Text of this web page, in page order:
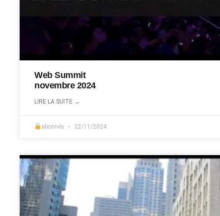
Web Summit
novembre 2024
LIRE LA SUITE →
abonnés 22/11/2024